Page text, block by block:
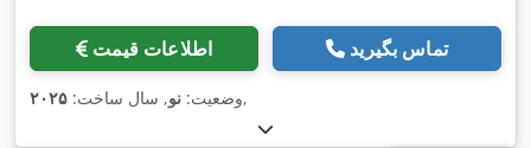
اطلاعات قیمت تماس بگیرید
وضعیت: نو, سال ساخت: ۲۰۲۵ ,